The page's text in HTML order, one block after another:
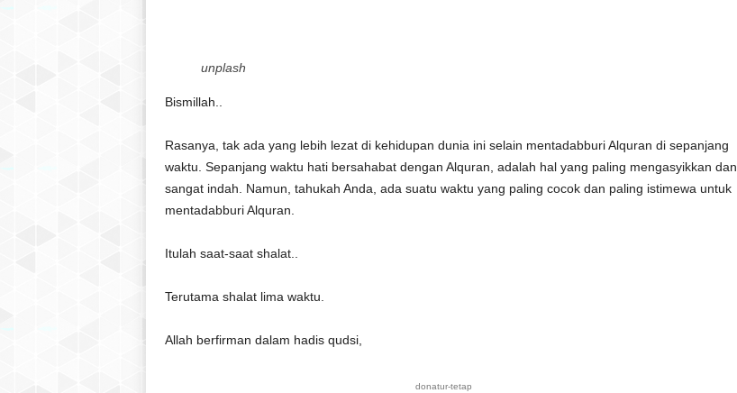
unplash
Bismillah..
Rasanya, tak ada yang lebih lezat di kehidupan dunia ini selain mentadabburi Alquran di sepanjang
waktu. Sepanjang waktu hati bersahabat dengan Alquran, adalah hal yang paling mengasyikkan dan
sangat indah. Namun, tahukah Anda, ada suatu waktu yang paling cocok dan paling istimewa untuk
mentadabburi Alquran.
Itulah saat-saat shalat..
Terutama shalat lima waktu.
Allah berfirman dalam hadis qudsi,
donatur-tetap